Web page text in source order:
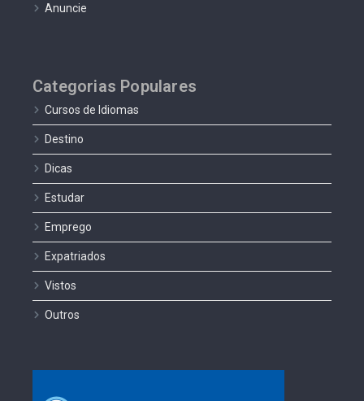
Anuncie
Categorias Populares
Cursos de Idiomas
Destino
Dicas
Estudar
Emprego
Expatriados
Vistos
Outros